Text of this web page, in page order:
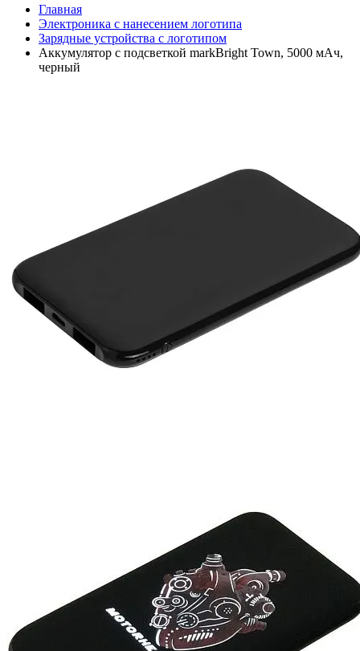
Главная
Электроника с нанесением логотипа
Зарядные устройства с логотипом
Аккумулятор с подсветкой markBright Town, 5000 мАч,
черный